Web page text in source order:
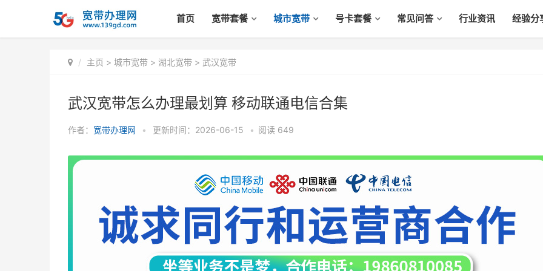
首页 宽带套餐 城市宽带 号卡套餐 常见问答 行业资讯 经验分
主页 > 城市宽带 > 湖北宽带 > 武汉宽带
武汉宽带怎么办理最划算 移动联通电信合集
作者： 宽带办理网 • 更新时间：2026-06-15 • 阅读 649